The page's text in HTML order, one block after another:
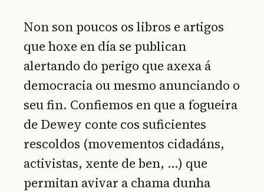
Non son poucos os libros e artigos
que hoxe en día se publican
alertando do perigo que axexa á
democracia ou mesmo anunciando o
seu fin. Confiemos en que a fogueira
de Dewey conte cos suficientes
rescoldos (movementos cidadáns,
activistas, xente de ben, …) que
permitan avivar a chama dunha